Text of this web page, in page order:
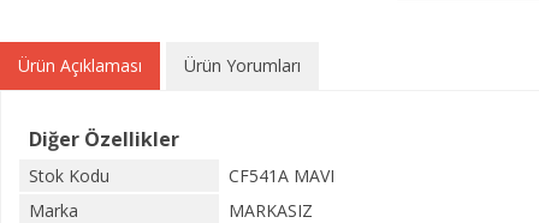
Ürün Açıklaması Ürün Yorumları
Diğer Özellikler
Stok Kodu
CF541A MAVI
Marka
MARKASIZ